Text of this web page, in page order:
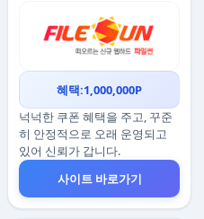
혜택:1,000,000P
넉넉한 쿠폰 혜택을 주고, 꾸준
히 안정적으로 오래 운영되고
있어 신뢰가 갑니다.
사이트 바로가기